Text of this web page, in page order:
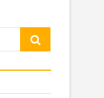
Search